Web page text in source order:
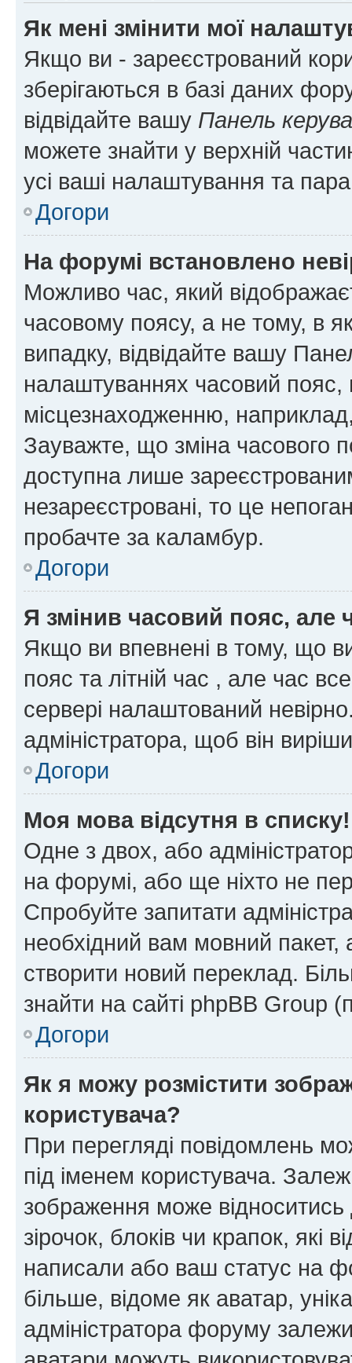
Як мені змінити мої
Якщо ви - зареєстрований
зберігаються в базі даних
відвідайте вашу Панель
можете знайти у верхній
усі ваші налаштування та
Догори
На форумі встановлено
Можливо час, який
часовому поясу, а не тому, в
випадку, відвідайте вашу
налаштуваннях часовий пояс,
місцезнаходженню,
Зауважте, що зміна часового
доступна лише
незареєстровані, то це
пробачте за каламбур.
Догори
Я змінив часовий пояс, але
Якщо ви впевнені в тому, що
пояс та літній час , але час
сервері налаштований
адміністратора, щоб він
Догори
Моя мова відсутня в списку!
Одне з двох, або
на форумі, або ще ніхто не
Спробуйте запитати
необхідний вам мовний
створити новий переклад.
знайти на сайті phpBB Group
Догори
Як я можу розмістити
користувача?
При перегляді повідомлень
під іменем користувача.
зображення може відноситись
зірочок, блоків чи крапок, які
написали або ваш статус на
більше, відоме як аватар,
адміністратора форуму